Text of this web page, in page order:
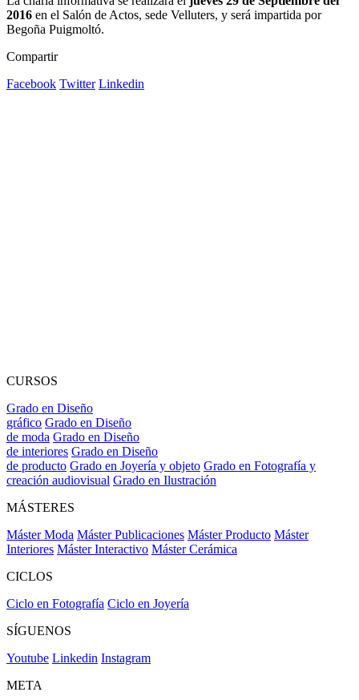
2016 en el Salón de Actos, sede Velluters, y será impartida por
Begoña Puigmoltó.
Compartir
Facebook Twitter Linkedin
CURSOS
Grado en Diseño
gráfico Grado en Diseño
de moda Grado en Diseño
de interiores Grado en Diseño
de producto Grado en Joyería y objeto Grado en Fotografía y
creación audiovisual Grado en Ilustración
MÁSTERES
Máster Moda Máster Publicaciones Máster Producto Máster
Interiores Máster Interactivo Máster Cerámica
CICLOS
Ciclo en Fotografía Ciclo en Joyería
SÍGUENOS
Youtube Linkedin Instagram
META